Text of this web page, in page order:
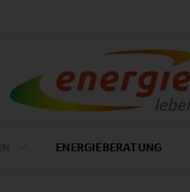
ENERGIEBERATUNG